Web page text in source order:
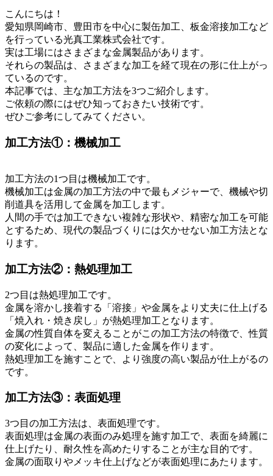
こんにちは！
愛知県岡崎市、豊田市を中心に製缶加工、板金溶接加工など
を行っている光真工業株式会社です。
実は工場にはさまざまな金属製品があります。
それらの製品は、さまざまな加工を経て現在の形に仕上がっ
ているのです。
本記事では、主な加工方法を3つご紹介します。
ご依頼の際にはぜひ知っておきたい技術です。
ぜひご参考にしてみてください。
加工方法①：機械加工
加工方法の1つ目は機械加工です。
機械加工は金属の加工方法の中で最もメジャーで、機械や切
削道具を活用して金属を加工します。
人間の手では加工できない複雑な形状や、精密な加工を可能
とするため、現代の製品づくりには欠かせない加工方法とな
ります。
加工方法②：熱処理加工
2つ目は熱処理加工です。
金属を溶かし接着する「溶接」や金属をより丈夫に仕上げる
「焼入れ・焼き戻し」が熱処理加工となります。
金属の性質自体を変えることがこの加工方法の特徴で、性質
の変化によって、製品に適した金属を作ります。
熱処理加工を施すことで、より強度の高い製品が仕上がるの
です。
加工方法③：表面処理
3つ目の加工方法は、表面処理です。
表面処理は金属の表面のみ処理を施す加工で、表面を綺麗に
仕上げたり、耐久性を高めたりすることが主な目的です。
金属の面取りやメッキ仕上げなどが表面処理にあたります。